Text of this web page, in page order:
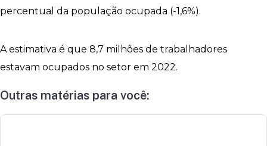
percentual da população ocupada (-1,6%).
A estimativa é que 8,7 milhões de trabalhadores
estavam ocupados no setor em 2022.
Outras matérias para você: